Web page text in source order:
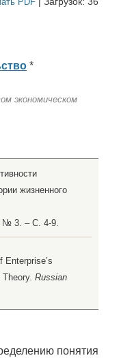
*
экономическом
жизненного
№ 3. – С. 4-9.
Enterprise’s
Russian
понятия